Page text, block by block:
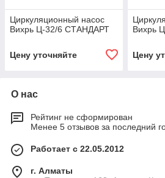
Циркуляционный насос
Вихрь Ц-32/6 СТАНДАРТ
Цену уточняйте
Вихрь
Цену
О нас
Рейтинг не сформирован
Менее 5 отзывов за последний
Работает с 22.05.2012
г. Алматы